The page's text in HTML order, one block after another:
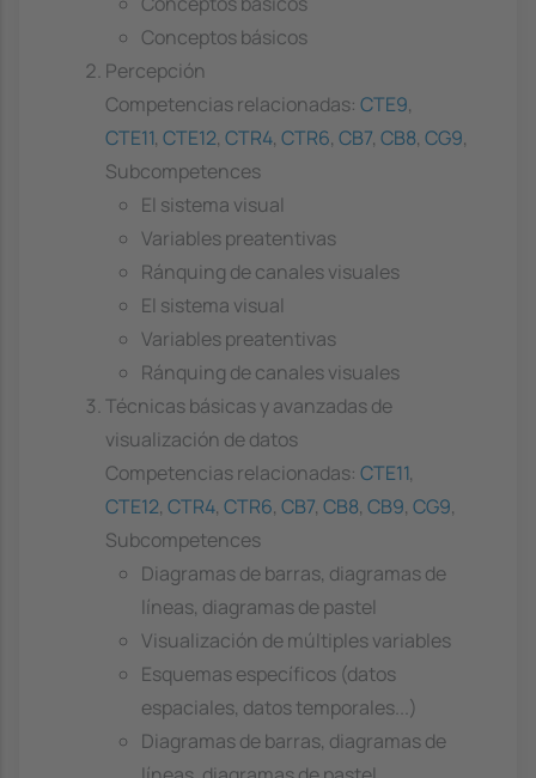
Conceptos básicos
Percepción
Competencias relacionadas: CTE9,
CTE11, CTE12, CTR4, CTR6, CB7, CB8, CG9,
Subcompetences
El sistema visual
Variables preatentivas
Ránquing de canales visuales
El sistema visual
Variables preatentivas
Ránquing de canales visuales
Técnicas básicas y avanzadas de
visualización de datos
Competencias relacionadas: CTE11,
CTE12, CTR4, CTR6, CB7, CB8, CB9, CG9,
Subcompetences
Diagramas de barras, diagramas de
líneas, diagramas de pastel
Visualización de múltiples variables
Esquemas específicos (datos
espaciales, datos temporales...)
Diagramas de barras, diagramas de